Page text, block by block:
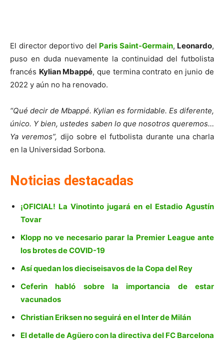
El director deportivo del Paris Saint-Germain, Leonardo,
puso en duda nuevamente la continuidad del futbolista
francés Kylian Mbappé, que termina contrato en junio de
2022 y aún no ha renovado.
“Qué decir de Mbappé. Kylian es formidable. Es diferente,
único. Y bien, ustedes saben lo que nosotros queremos…
Ya veremos”, dijo sobre el futbolista durante una charla
en la Universidad Sorbona.
Noticias destacadas
¡OFICIAL! La Vinotinto jugará en el Estadio Agustín
Tovar
Klopp no ve necesario parar la Premier League ante
los brotes de COVID-19
Así quedan los dieciseisavos de la Copa del Rey
Ceferin habló sobre la importancia de estar
vacunados
Christian Eriksen no seguirá en el Inter de Milán
El detalle de Agüero con la directiva del FC Barcelona